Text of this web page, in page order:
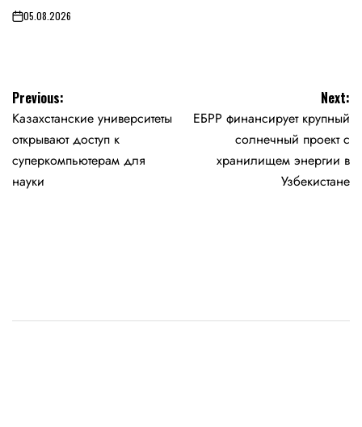
on05.08.2026
Навигация
по
записям
Previous:
Казахстанские университеты
открывают доступ к
суперкомпьютерам для
науки
Next:
ЕБРР финансирует крупный
солнечный проект с
хранилищем энергии в
Узбекистане